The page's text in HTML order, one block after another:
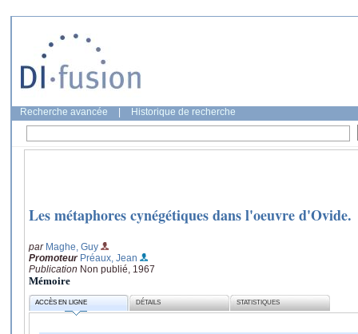
Recherche avancée Historique de recherche
Les métaphores cynégétiques dans l'oeuvre d'Ovide.
par Maghe, Guy
Promoteur Préaux, Jean
Publication Non publié, 1967
Mémoire
ACCÈS EN LIGNE DÉTAILS STATISTIQUES